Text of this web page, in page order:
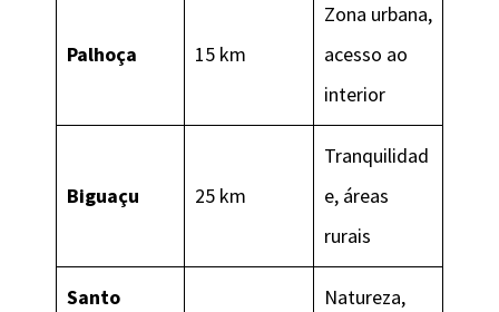
Palhoça 15 km
Zona urbana,
acesso ao
interior
Biguaçu 25 km
Tranquilidad
e, áreas
rurais
Santo
Natureza,